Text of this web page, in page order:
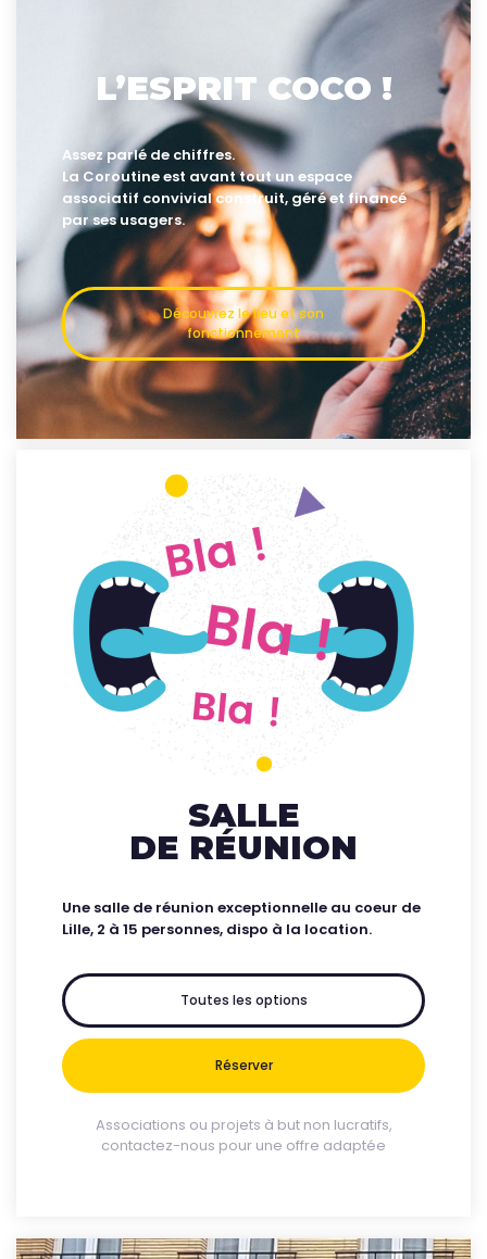
L’ESPRIT COCO !
Assez parlé de chiffres.
La Coroutine est avant tout un espace
associatif convivial construit, géré et financé
par ses usagers.
Découvrez le lieu et son
fonctionnement
SALLE
DE RÉUNION
Une salle de réunion exceptionnelle au coeur de
Lille, 2 à 15 personnes, dispo à la location.
Toutes les options
Réserver
Associations ou projets à but non lucratifs,
contactez-nous pour une offre adaptée